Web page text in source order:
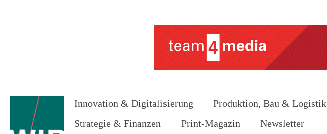
Innovation & Digitalisierung Produktion, Bau & Logistik
Strategie & Finanzen
Print-Magazin Newsletter